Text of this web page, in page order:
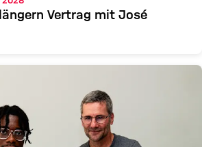
Vertrag mit José